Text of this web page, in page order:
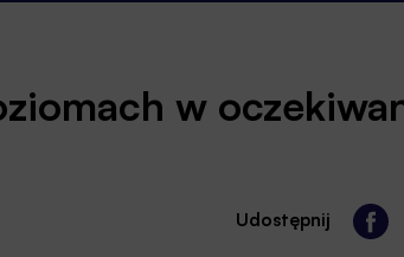
w
Udostępnij